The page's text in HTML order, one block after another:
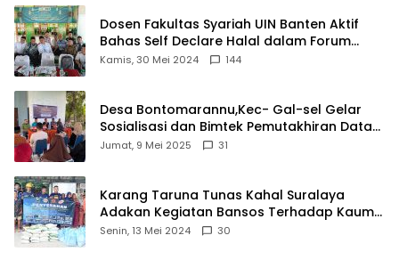
Dosen Fakultas Syariah UIN Banten Aktif
Bahas Self Declare Halal dalam Forum
Ijtima Ulama MUI
Kamis, 30 Mei 2024 144
Desa Bontomarannu,Kec- Gal-sel Gelar
Sosialisasi dan Bimtek Pemutakhiran Data
ID
Jumat, 9 Mei 2025 31
Karang Taruna Tunas Kahal Suralaya
Adakan Kegiatan Bansos Terhadap Kaum
Dhuafa dan Anak Yatim-Piatu
Senin, 13 Mei 2024 30